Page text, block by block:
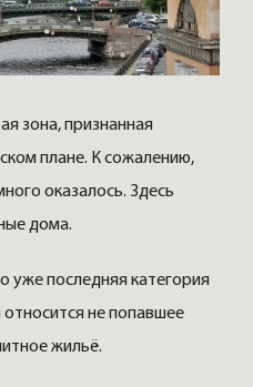
зона, признанная
плане. К сожалению,
оказалось. Здесь
дома.
последняя категория
не попавшее
жильё.